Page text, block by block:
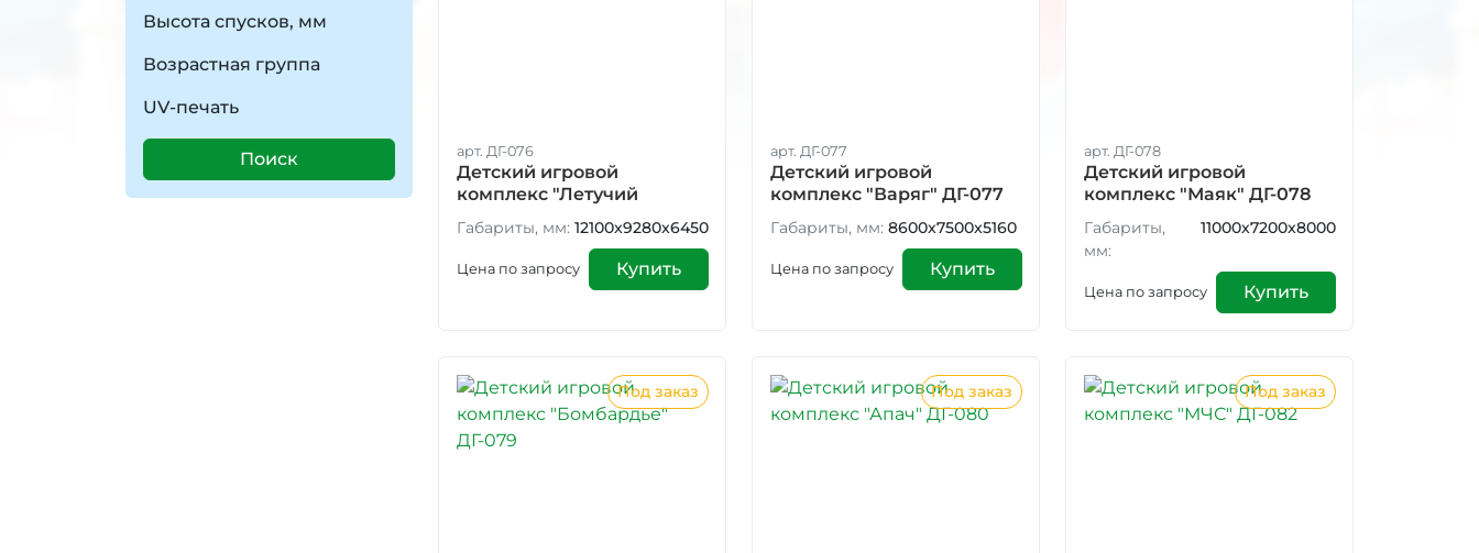
Высота спусков, мм
Возрастная группа
UV-печать
Поиск арт. ДГ-076
Детский игровой
комплекс "Летучий
голландец" ДГ-076
Габариты, мм: 12100x9280x6450
Цена по запросу Купить
арт. ДГ-077
Детский игровой
комплекс "Варяг" ДГ-077
Габариты, мм: 8600x7500x5160
Цена по запросу Купить
арт. ДГ-078
Детский игровой
комплекс "Маяк" ДГ-078
Габариты,
мм:
11000x7200x8000
Цена по запросу Купить
Под заказ Под заказ Под заказ